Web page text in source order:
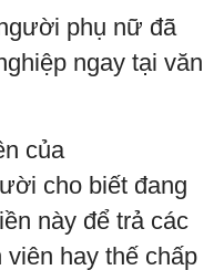
phụ nữ đã
ngay tại văn
của
cho biết đang
này để trả các
hay thế chấp